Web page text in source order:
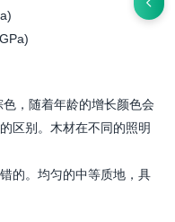
，随着年龄的增长颜色会
区别。木材在不同的照明
的。均匀的中等质地，具